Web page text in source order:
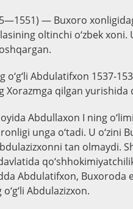
— Buxoro
oltinchi o‘zbek xoni.
o‘g‘li Abdulatifxon 1537-
Xorazmga qilgan yurishida
Abdullaxon I ning
unga o‘tadi. U o‘zini
tan olmaydi.
Abdulatifxon, Buxoroda
Abdulazizxon.